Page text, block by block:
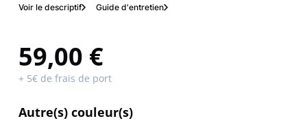
Voir le descriptif Guide d'entretien
59,00 €
+ 5€ de frais de port
Autre(s) couleur(s)